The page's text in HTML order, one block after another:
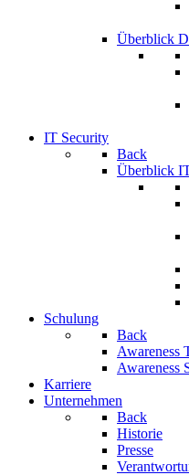
Überblick
IT Security
Back
Überblick
Schulung
Back
Awareness
Awareness
Karriere
Unternehmen
Back
Historie
Presse